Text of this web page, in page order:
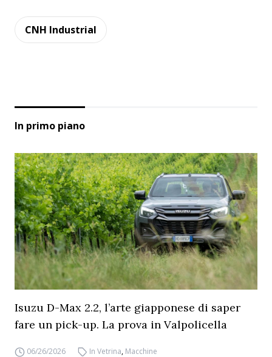
CNH Industrial
In primo piano
Isuzu D-Max 2.2, l’arte giapponese di saper
fare un pick-up. La prova in Valpolicella
06/26/2026 In Vetrina, Macchine